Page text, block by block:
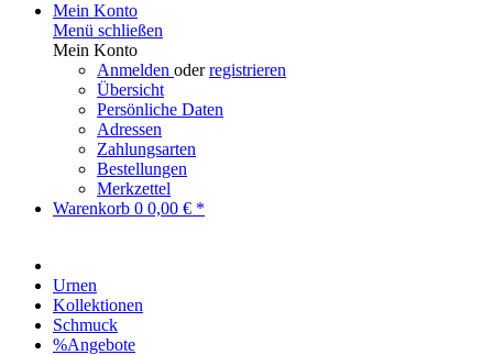
Mein Konto
Menü schließen
Mein Konto
Anmelden oderregistrieren
Übersicht
Persönliche Daten
Adressen
Zahlungsarten
Bestellungen
Merkzettel
Warenkorb 0 0,00 € *
Urnen
Kollektionen
Schmuck
%Angebote